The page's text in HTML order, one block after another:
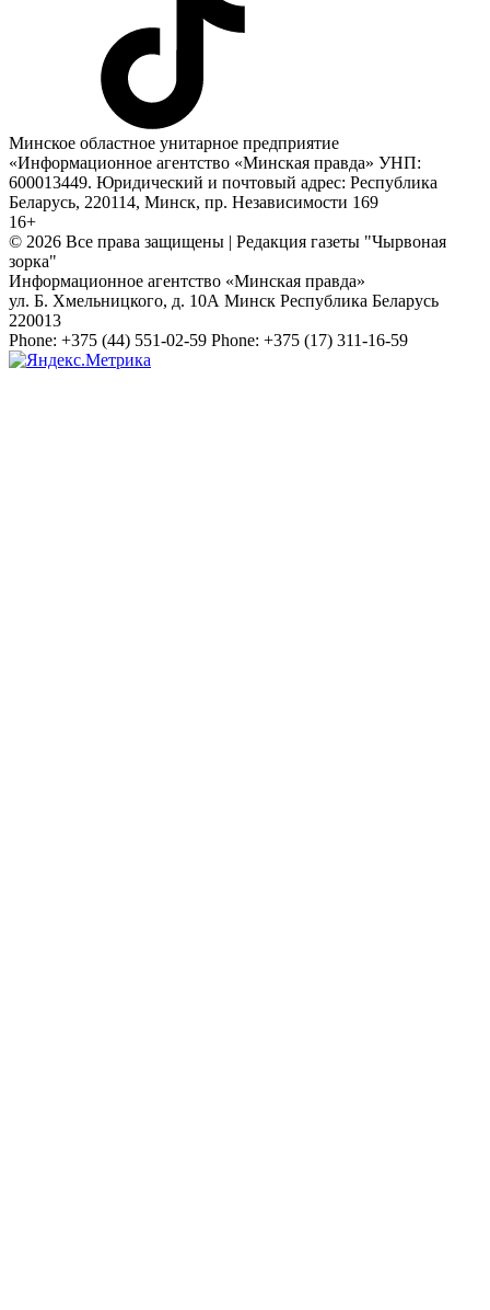
Минское областное унитарное предприятие
«Информационное агентство «Минская правда» УНП:
600013449. Юридический и почтовый адрес: Республика
Беларусь, 220114, Минск, пр. Независимости 169
16+
© 2026 Все права защищены | Редакция газеты "Чырвоная
зорка"
Информационное агентство «Минская правда»
ул. Б. Хмельницкого, д. 10А Минск Республика Беларусь
220013
Phone: +375 (44) 551-02-59 Phone: +375 (17) 311-16-59